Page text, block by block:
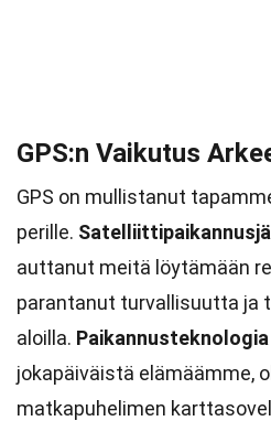
GPS:n Vaikutus
GPS on mullistanut
perille.
auttanut meitä löytämään
parantanut turvallisuutta ja
aloilla. Paikannusteknologia
jokapäiväistä elämäämme,
matkapuhelimen